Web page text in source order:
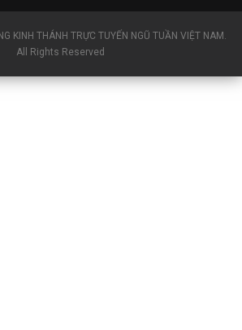
KINH THÁNH TRỰC TUYẾN NGŨ TUẦN VIỆT NAM.
All Rights Reserved